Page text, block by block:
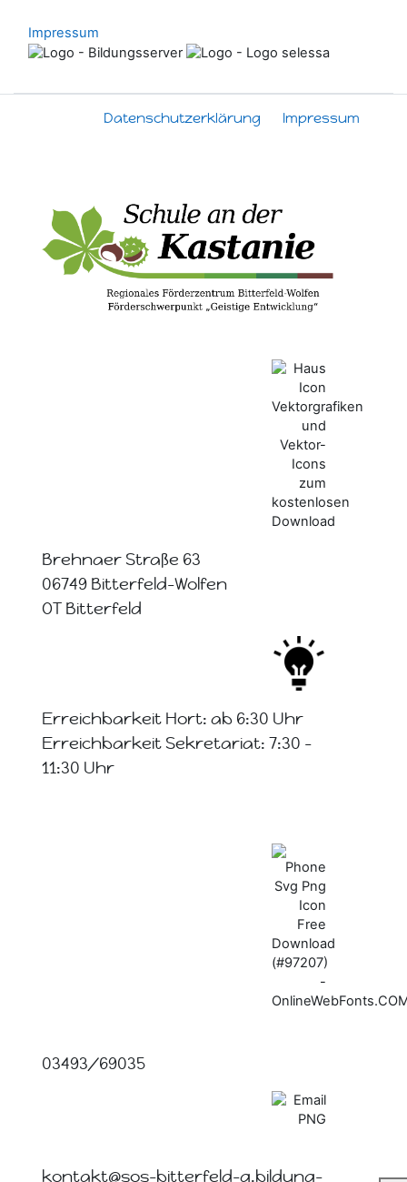
Impressum
Datenschutzerklärung Impressum
Brehnaer Straße 63
06749 Bitterfeld-Wolfen
OT Bitterfeld
Erreichbarkeit Hort: ab 6:30 Uhr
Erreichbarkeit Sekretariat: 7:30 -
11:30 Uhr
03493/69035
kontakt@sos-bitterfeld-g.bildung-